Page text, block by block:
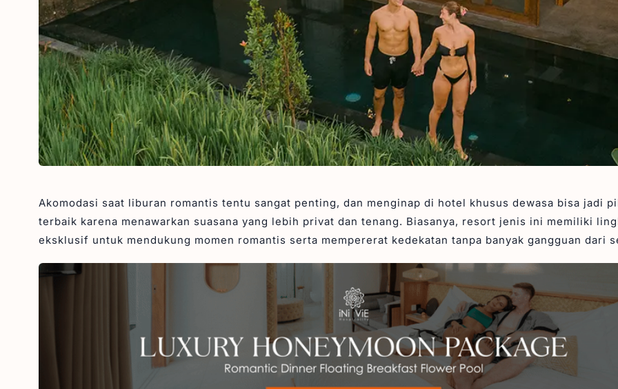
Akomodasi saat liburan romantis tentu sangat penting, dan menginap di hotel khusus dewasa bisa jadi
terbaik karena menawarkan suasana yang lebih privat dan tenang. Biasanya, resort jenis ini memiliki
eksklusif untuk mendukung momen romantis serta mempererat kedekatan tanpa banyak gangguan dari